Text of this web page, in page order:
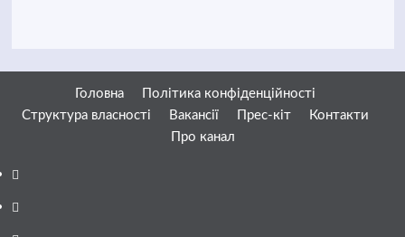
Головна
Політика конфіденційності
Структура власності
Вакансії Прес-кіт
Контакти
Про канал
Facebook
YouTube